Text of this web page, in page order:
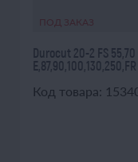
ПОД ЗАКАЗ
Durocut 20-2 FS
Код товара: